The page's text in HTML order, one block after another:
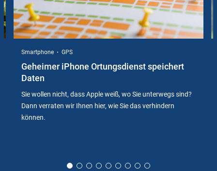
Smartphone GPS
Geheimer iPhone Ortungsdienst speichert
Daten
Sie wollen nicht, dass Apple weiß, wo Sie unterwegs sind?
Dann verraten wir Ihnen hier, wie Sie das verhindern
können.